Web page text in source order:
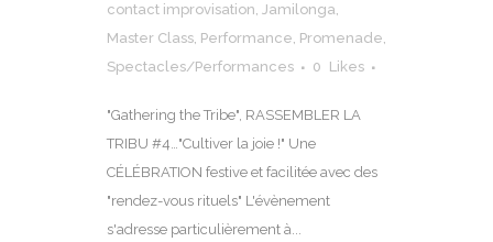
contact improvisation, Jamilonga,
Master Class, Performance, Promenade,
Spectacles/Performances
0 Likes
"Gathering the Tribe", RASSEMBLER LA
TRIBU #4…"Cultiver la joie !" Une
CÉLÉBRATION festive et facilitée avec des
"rendez-vous rituels" L'évènement
s'adresse particulièrement à...